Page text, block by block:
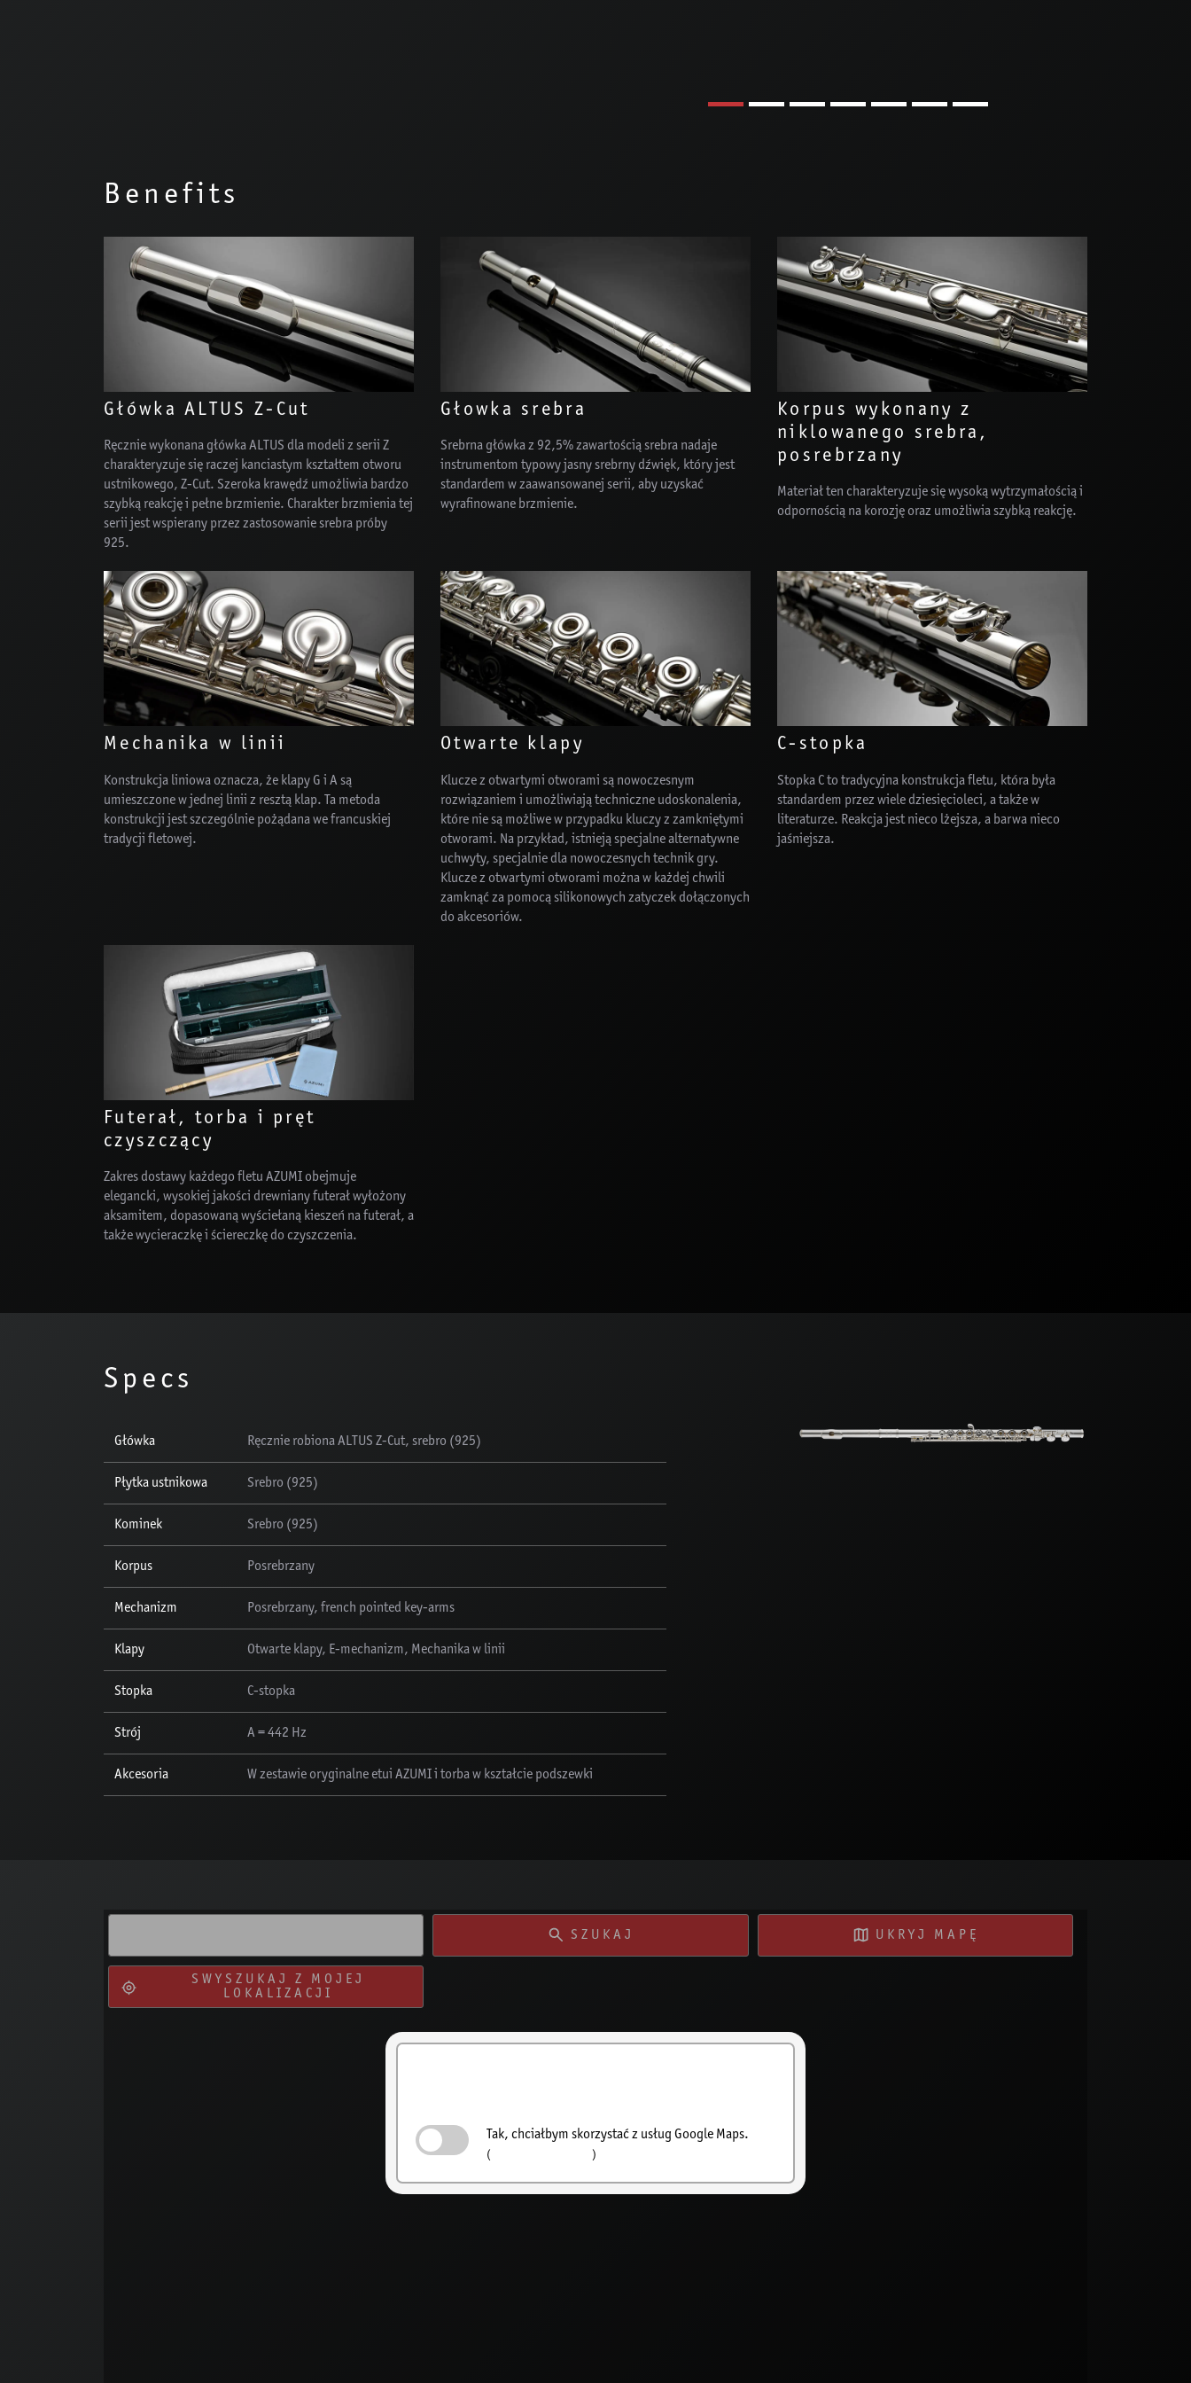
Benefits
Główka ALTUS Z-Cut
Ręcznie wykonana główka ALTUS dla modeli z serii Z
charakteryzuje się raczej kanciastym kształtem otworu
ustnikowego, Z-Cut. Szeroka krawędź umożliwia bardzo
szybką reakcję i pełne brzmienie. Charakter brzmienia tej
serii jest wspierany przez zastosowanie srebra próby
925.
Głowka srebra
Srebrna główka z 92,5% zawartością srebra nadaje
instrumentom typowy jasny srebrny dźwięk, który jest
standardem w zaawansowanej serii, aby uzyskać
wyrafinowane brzmienie.
Korpus wykonany z
niklowanego srebra,
posrebrzany
Materiał ten charakteryzuje się wysoką wytrzymałością i
odpornością na korozję oraz umożliwia szybką reakcję.
Mechanika w linii
Konstrukcja liniowa oznacza, że klapy G i A są
umieszczone w jednej linii z resztą klap. Ta metoda
konstrukcji jest szczególnie pożądana we francuskiej
tradycji fletowej.
Otwarte klapy
Klucze z otwartymi otworami są nowoczesnym
rozwiązaniem i umożliwiają techniczne udoskonalenia,
które nie są możliwe w przypadku kluczy z zamkniętymi
otworami. Na przykład, istnieją specjalne alternatywne
uchwyty, specjalnie dla nowoczesnych technik gry.
Klucze z otwartymi otworami można w każdej chwili
zamknąć za pomocą silikonowych zatyczek dołączonych
do akcesoriów.
C-stopka
Stopka C to tradycyjna konstrukcja fletu, która była
standardem przez wiele dziesięcioleci, a także w
literaturze. Reakcja jest nieco lżejsza, a barwa nieco
jaśniejsza.
Futerał, torba i pręt
czyszczący
Zakres dostawy każdego fletu AZUMI obejmuje
elegancki, wysokiej jakości drewniany futerał wyłożony
aksamitem, dopasowaną wyściełaną kieszeń na futerał, a
także wycieraczkę i ściereczkę do czyszczenia.
Specs
Główka Ręcznie robiona ALTUS Z-Cut, srebro (925)
Płytka ustnikowa Srebro (925)
Kominek Srebro (925)
Korpus Posrebrzany
Mechanizm Posrebrzany, french pointed key-arms
Klapy Otwarte klapy, E-mechanizm, Mechanika w linii
Stopka C-stopka
Strój A = 442 Hz
Akcesoria W zestawie oryginalne etui AZUMI i torba w kształcie podszewki
Tak, chciałbym skorzystać z usług Google Maps.
( )
SZUKAJ UKRYJ MAPĘ
SWYSZUKAJ Z MOJEJ
LOKALIZACJI